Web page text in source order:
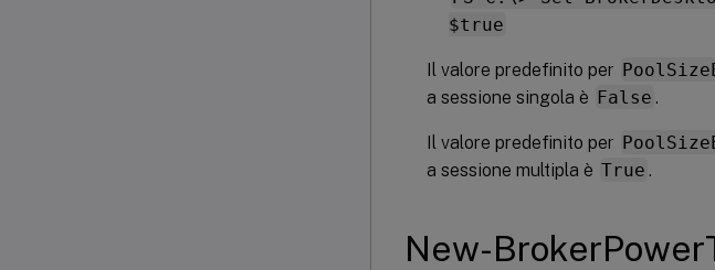
$true
Il valore predefinito per
a sessione singola è False .
Il valore predefinito per
a sessione multipla è True .
New-